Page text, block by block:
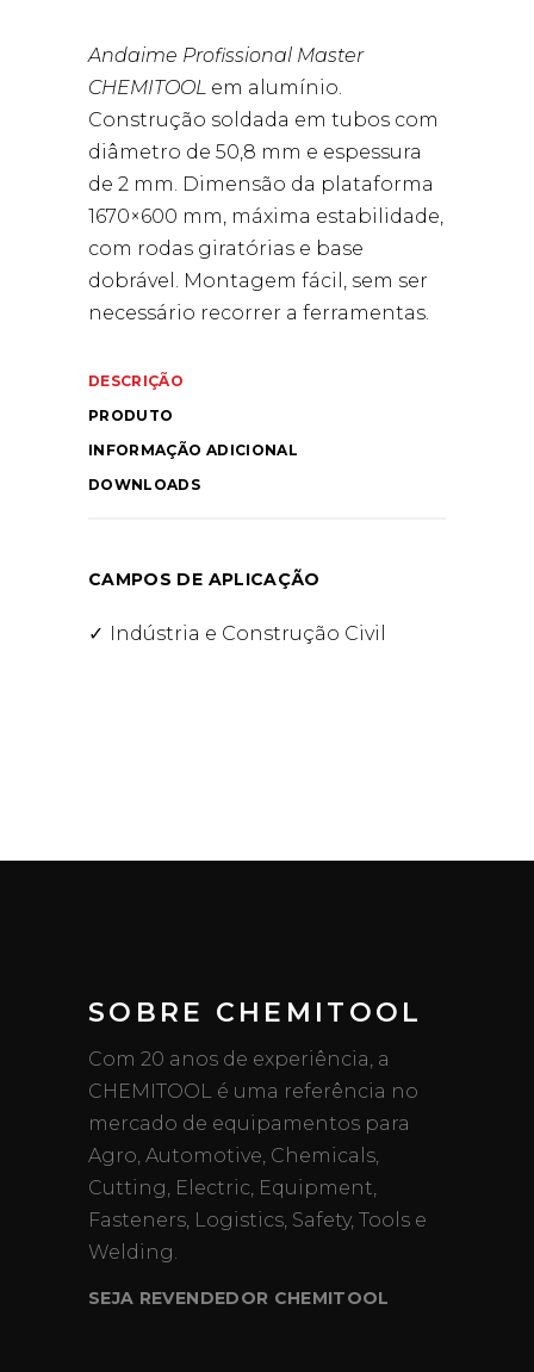
Andaime Profissional Master
CHEMITOOL em alumínio.
Construção soldada em tubos com
diâmetro de 50,8 mm e espessura
de 2 mm. Dimensão da plataforma
1670×600 mm, máxima estabilidade,
com rodas giratórias e base
dobrável. Montagem fácil, sem ser
necessário recorrer a ferramentas.
DESCRIÇÃO
INFORMAÇÃO ADICIONAL
PRODUTO
DOWNLOADS
CAMPOS DE APLICAÇÃO
Indústria e Construção Civil
SOBRE CHEMITOOL
Com 20 anos de experiência, a
CHEMITOOL é uma referência no
mercado de equipamentos para
Agro, Automotive, Chemicals,
Cutting, Electric, Equipment,
Fasteners, Logistics, Safety, Tools e
Welding.
SEJA REVENDEDOR CHEMITOOL